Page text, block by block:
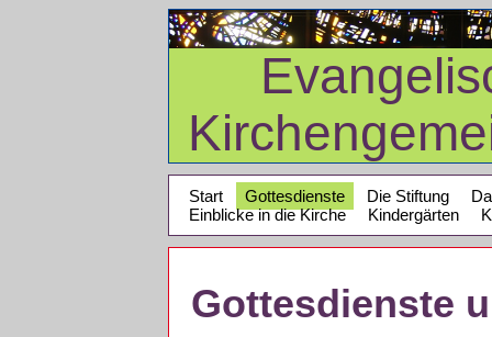
Start Gottesdienste Die Stiftung
Einblicke in die Kirche
Kindergärten
Gottesdienste